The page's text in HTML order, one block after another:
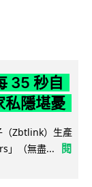
35 秒自
私隱堪憂
（Zbtlink）生產
」（無盡...
閱